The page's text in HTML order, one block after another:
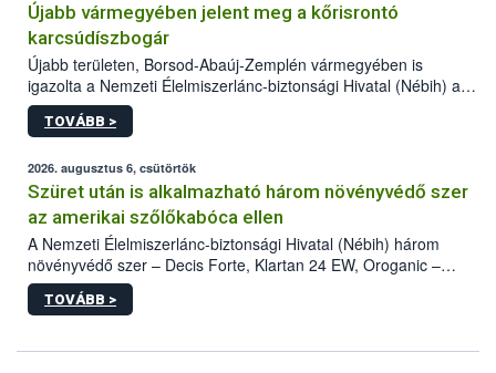
Újabb vármegyében jelent meg a kőrisrontó
karcsúdíszbogár
Újabb területen, Borsod-Abaúj-Zemplén vármegyében is
igazolta a Nemzeti Élelmiszerlánc-biztonsági Hivatal (Nébih) a
kőrisrontó karcsúdíszbogár (Agrilus planipennis) jelenlétét. A
kártevőt nem csak színcsapdában találták meg, de már fertőzött
az intenzív felderítést, emellett az intézkedéseket a szlovák
hatósággal is összehangolják a terjedés megállítása érdekében.
TOVÁBB >
2026. augusztus 6, csütörtök
Szüret után is alkalmazható három növényvédő szer
az amerikai szőlőkabóca ellen
A Nemzeti Élelmiszerlánc-biztonsági Hivatal (Nébih) három
növényvédő szer – Decis Forte, Klartan 24 EW, Oroganic –
engedélyokiratát módosította, így azok a szüretet követően,
egészen a vesszőérettség (BBCH 91) stádiumáig
érésű szőlőkben is legyen lehetőség a károsító elleni további
TOVÁBB >